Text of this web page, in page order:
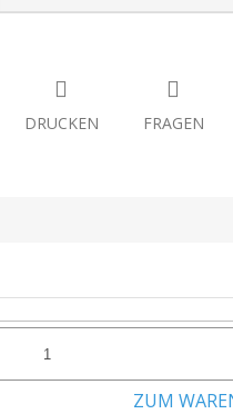
DRUCKEN FRAGEN
ZUM